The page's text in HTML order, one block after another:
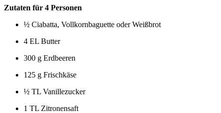
Zutaten für 4 Personen
½ Ciabatta, Vollkornbaguette oder Weißbrot
4 EL Butter
300 g Erdbeeren
125 g Frischkäse
½ TL Vanillezucker
1 TL Zitronensaft